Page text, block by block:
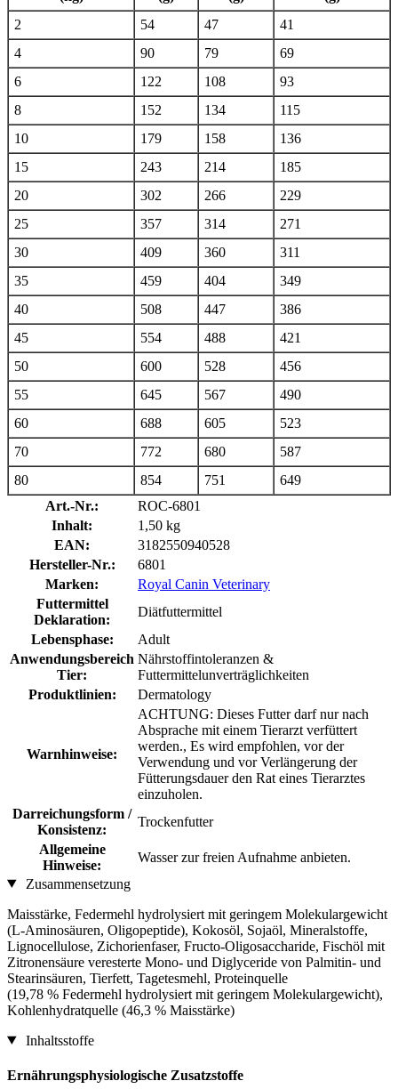
2
54 47
41
4
90 79
69
6
122 108
93
8
152 134
115
10
179 158
136
15
243 214
185
20
302 266
229
25
357 314
271
30
409 360
311
35
459 404
349
40
508 447
386
45
554 488
421
50
600 528
456
55
645 567
490
60
688 605
523
70
772 680
587
80
854 751
649
Art.-Nr.:
ROC-6801
Inhalt:
1,50 kg
EAN:
3182550940528
Hersteller-Nr.:
6801
Marken:
Royal Canin Veterinary
Futtermittel
Deklaration:
Diätfuttermittel
Lebensphase:
Adult
Anwendungsbereich
Tier:
Nährstoffintoleranzen &
Futtermittelunverträglichkeiten
Produktlinien:
Dermatology
Warnhinweise:
ACHTUNG: Dieses Futter darf nur nach
Absprache mit einem Tierarzt verfüttert
werden., Es wird empfohlen, vor der
Verwendung und vor Verlängerung der
Fütterungsdauer den Rat eines Tierarztes
einzuholen.
Darreichungsform /
Konsistenz:
Trockenfutter
Allgemeine
Hinweise:
Wasser zur freien Aufnahme anbieten.
Zusammensetzung
Maisstärke, Federmehl hydrolysiert mit geringem Molekulargewicht
(L-Aminosäuren, Oligopeptide), Kokosöl, Sojaöl, Mineralstoffe,
Lignocellulose, Zichorienfaser, Fructo-Oligosaccharide, Fischöl mit
Zitronensäure veresterte Mono- und Diglyceride von Palmitin- und
Stearinsäuren, Tierfett, Tagetesmehl, Proteinquelle
(19,78 % Federmehl hydrolysiert mit geringem Molekulargewicht),
Kohlenhydratquelle (46,3 % Maisstärke)
Inhaltsstoffe
Ernährungsphysiologische Zusatzstoffe